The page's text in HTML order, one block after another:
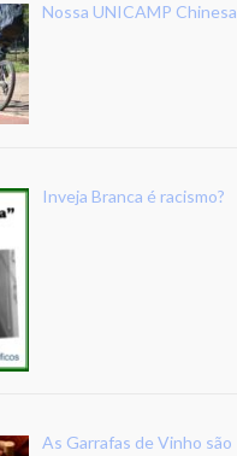
Nossa UNICAMP Chinesa
Inveja Branca é racismo?
As Garrafas de Vinho são